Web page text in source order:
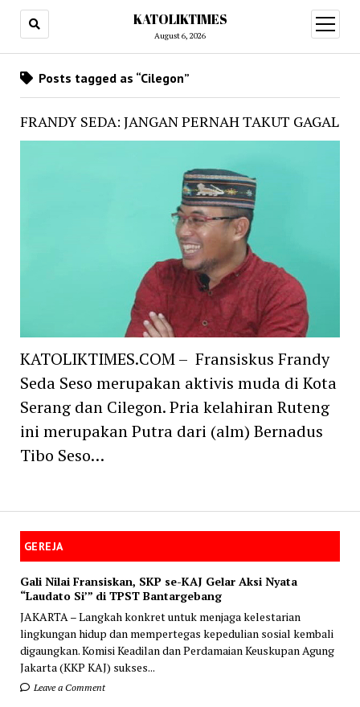
KATOLIKTIMES
August 6, 2026
open
menu
GEREJA
Gali Nilai Fransiskan, SKP se-KAJ Gelar Aksi Nyata
“Laudato Si’” di TPST Bantargebang
JAKARTA – Langkah konkret untuk menjaga kelestarian
lingkungan hidup dan mempertegas kepedulian sosial kembali
digaungkan. Komisi Keadilan dan Perdamaian Keuskupan Agung
Jakarta (KKP KAJ) sukses...
Leave a Comment
Posts tagged as “Cilegon”
FRANDY SEDA: JANGAN PERNAH TAKUT GAGAL
KATOLIKTIMES.COM – Fransiskus Frandy
Seda Seso merupakan aktivis muda di Kota
Serang dan Cilegon. Pria kelahiran Ruteng
ini merupakan Putra dari (alm) Bernadus
Tibo Seso…